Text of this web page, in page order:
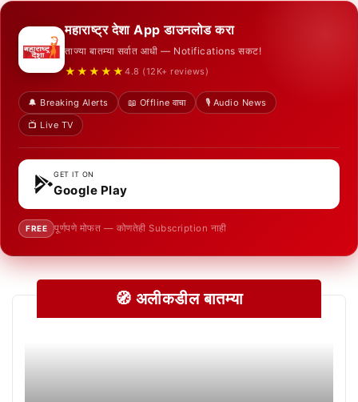
महाराष्ट्र देशा App डाउनलोड करा
ताज्या बातम्या सर्वात आधी — Notifications सकट!
★★★★★ 4.8 (12K+ reviews)
🔔 Breaking Alerts 📖 Offline वाचा
🎙️ Audio News
📺 Live TV
GET IT ON
Google Play
FREE पूर्णपणे मोफत — कोणतेही Subscription नाही
🧭 अलीकडील बातम्या